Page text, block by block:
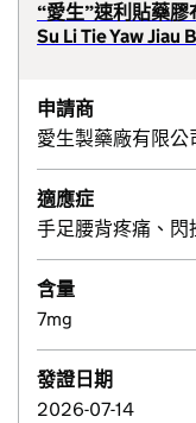
“愛生”速利貼藥膠
Su Li Tie Yaw Jiau
申請商
愛生製藥廠有限公
適應症
手足腰背疼痛、閃
含量
7mg
發證日期
2026-07-14